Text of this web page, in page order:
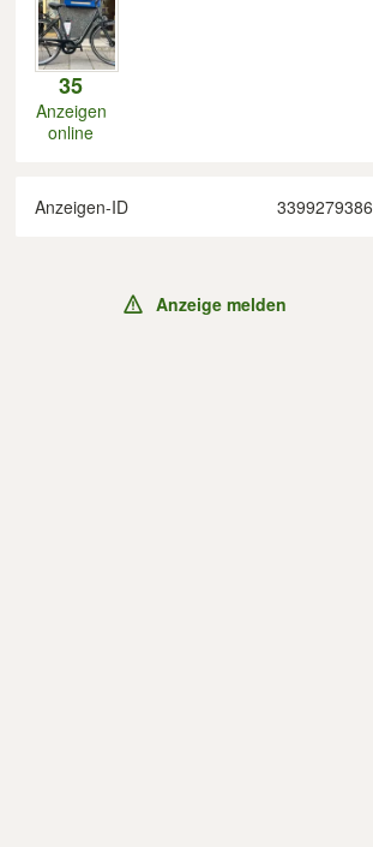
35
Anzeigen
online
Anzeigen-ID 3399279386
Anzeige melden